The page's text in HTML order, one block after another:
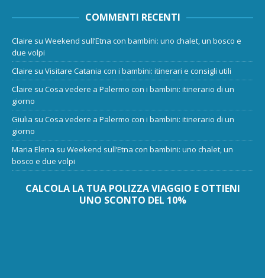
COMMENTI RECENTI
Claire su Weekend sull’Etna con bambini: uno chalet, un bosco e
due volpi
Claire su Visitare Catania con i bambini: itinerari e consigli utili
Claire su Cosa vedere a Palermo con i bambini: itinerario di un
giorno
Giulia su Cosa vedere a Palermo con i bambini: itinerario di un
giorno
Maria Elena su Weekend sull’Etna con bambini: uno chalet, un
bosco e due volpi
CALCOLA LA TUA POLIZZA VIAGGIO E OTTIENI
UNO SCONTO DEL 10%